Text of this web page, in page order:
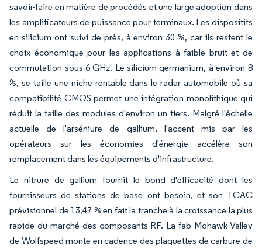
savoir-faire en matière de procédés et une large adoption dans
les amplificateurs de puissance pour terminaux. Les dispositifs
en silicium ont suivi de près, à environ 30 %, car ils restent le
choix économique pour les applications à faible bruit et de
commutation sous-6 GHz. Le silicium-germanium, à environ 8
%, se taille une niche rentable dans le radar automobile où sa
compatibilité CMOS permet une intégration monolithique qui
réduit la taille des modules d'environ un tiers. Malgré l'échelle
actuelle de l'arséniure de gallium, l'accent mis par les
opérateurs sur les économies d'énergie accélère son
remplacement dans les équipements d'infrastructure.
Le nitrure de gallium fournit le bond d'efficacité dont les
fournisseurs de stations de base ont besoin, et son TCAC
prévisionnel de 13,47 % en fait la tranche à la croissance la plus
rapide du marché des composants RF. La fab Mohawk Valley
de Wolfspeed monte en cadence des plaquettes de carbure de